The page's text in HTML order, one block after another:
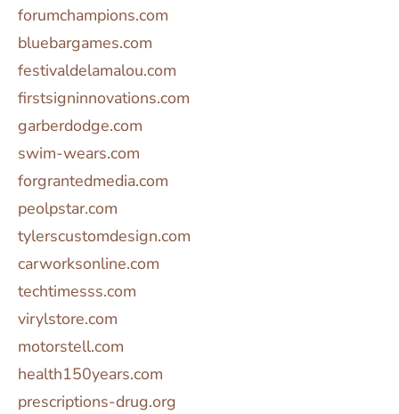
forumchampions.com
bluebargames.com
festivaldelamalou.com
firstsigninnovations.com
garberdodge.com
swim-wears.com
forgrantedmedia.com
peolpstar.com
tylerscustomdesign.com
carworksonline.com
techtimesss.com
virylstore.com
motorstell.com
health150years.com
prescriptions-drug.org